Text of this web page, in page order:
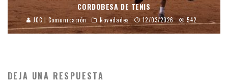
CORDOBESA DE TENIS
JCC | Comunicación Novedades 12/03/2026 542
DEJA UNA RESPUESTA